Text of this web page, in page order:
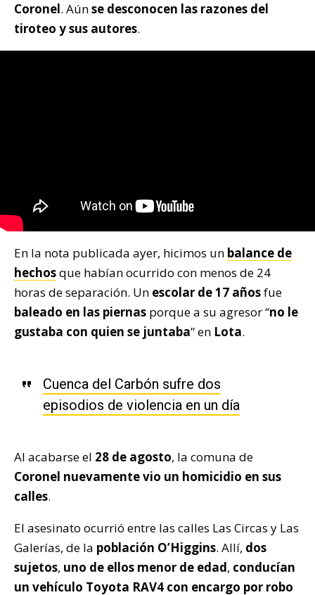
Coronel. Aúnse desconocen las razones del
tiroteo y sus autores.
En la nota publicada ayer, hicimos un balance de
hechosque habían ocurrido con menos de 24
horas de separación. Un escolar de 17 añosfue
baleado en las piernas porque a su agresor “no le
gustaba con quien se juntaba” en Lota.
Cuenca del Carbón sufre dos
episodios de violencia en un día
Al acabarse el 28 de agosto, la comuna de
Coronel nuevamente vio un homicidio en sus
calles.
El asesinato ocurrió entre las calles Las Circas y Las
Galerías, de la población O’Higgins. Allí, dos
sujetos, uno de ellos menor de edad, conducían
un vehículo Toyota RAV4 con encargo por robo